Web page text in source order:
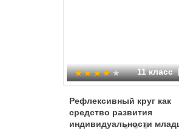
11 класс
Рефлексивный круг как
средство развития
индивидуальности